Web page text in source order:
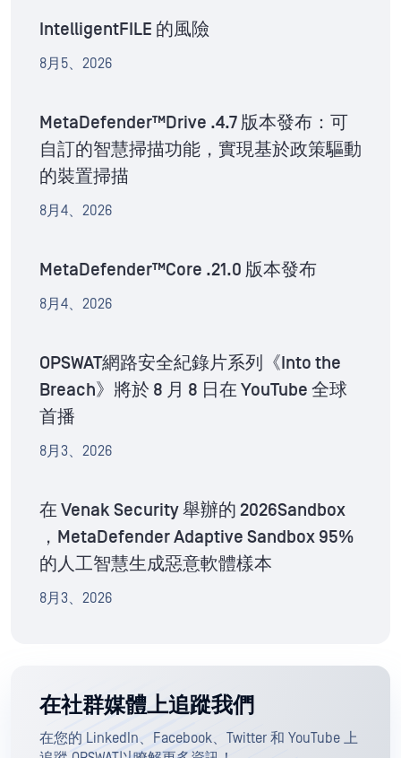
IntelligentFILE 的風險
8月5、2026
MetaDefender™Drive .4.7 版本發布：可
自訂的智慧掃描功能，實現基於政策驅動
的裝置掃描
8月4、2026
MetaDefender™Core .21.0 版本發布
8月4、2026
OPSWAT網路安全紀錄片系列《Into the
Breach》將於 8 月 8 日在 YouTube 全球
首播
8月3、2026
在 Venak Security 舉辦的 2026Sandbox
，MetaDefender Adaptive Sandbox 95%
的人工智慧生成惡意軟體樣本
8月3、2026
在社群媒體上追蹤我們
在您的 LinkedIn、Facebook、Twitter 和 YouTube 上